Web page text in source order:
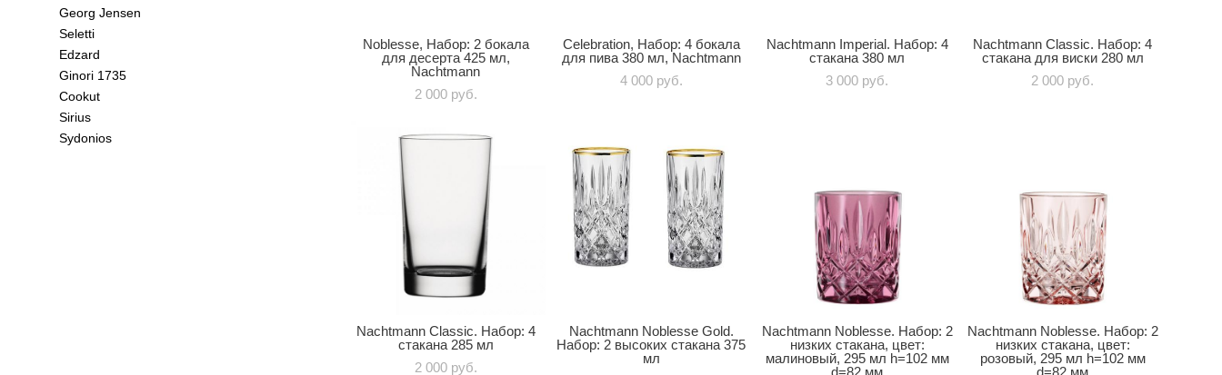
Georg Jensen
Seletti
Edzard
Ginori 1735
Cookut
Sirius
Sydonios
Noblesse, Набор: 2 бокала
для десерта 425 мл,
Nachtmann
2 000 pуб.
Celebration, Набор: 4 бокала
для пива 380 мл, Nachtmann
4 000 pуб.
Nachtmann Imperial. Набор: 4
стакана 380 мл
3 000 pуб.
Nachtmann Classic. Набор: 4
стакана для виски 280 мл
2 000 pуб.
Nachtmann Classic. Набор: 4
стакана 285 мл
2 000 pуб.
Nachtmann Noblesse Gold.
Набор: 2 высоких стакана 375
мл
Nachtmann Noblesse. Набор: 2
низких стакана, цвет:
малиновый, 295 мл h=102 мм
d=82 мм
Nachtmann Noblesse. Набор: 2
низких стакана, цвет:
розовый, 295 мл h=102 мм
d=82 мм